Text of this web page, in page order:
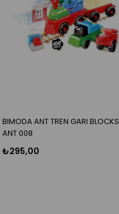
BIMODA ANT TREN GARI BLOCKS
ANT 008
₺295,00